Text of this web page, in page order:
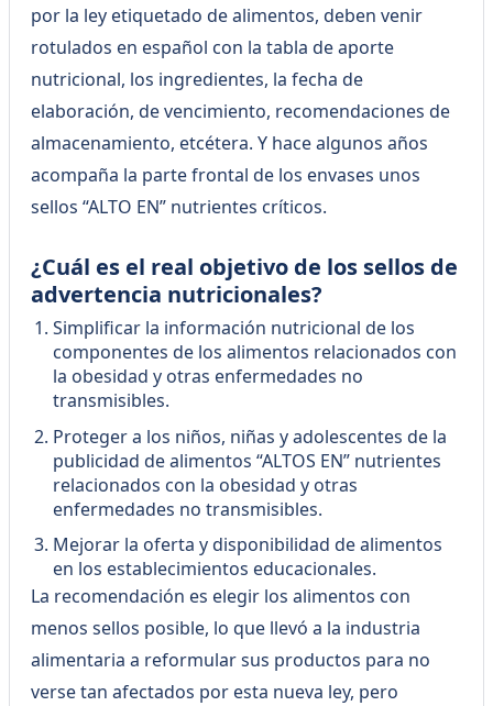
por la ley etiquetado de alimentos, deben venir
rotulados en español con la tabla de aporte
nutricional, los ingredientes, la fecha de
elaboración, de vencimiento, recomendaciones de
almacenamiento, etcétera. Y hace algunos años
acompaña la parte frontal de los envases unos
sellos “ALTO EN” nutrientes críticos.
¿Cuál es el real objetivo de los sellos de
advertencia nutricionales?
Simplificar la información nutricional de los
componentes de los alimentos relacionados con
la obesidad y otras enfermedades no
transmisibles.
Proteger a los niños, niñas y adolescentes de la
publicidad de alimentos “ALTOS EN” nutrientes
relacionados con la obesidad y otras
enfermedades no transmisibles.
Mejorar la oferta y disponibilidad de alimentos
en los establecimientos educacionales.
La recomendación es elegir los alimentos con
menos sellos posible, lo que llevó a la industria
alimentaria a reformular sus productos para no
verse tan afectados por esta nueva ley, pero